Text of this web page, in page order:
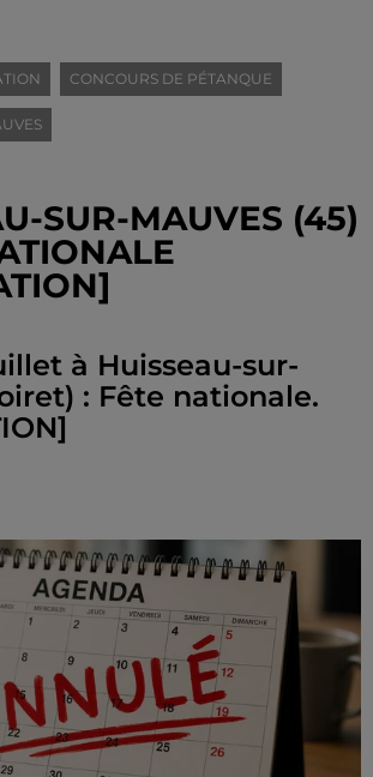
CONCOURS DE PÉTANQUE
SUR-MAUVES (45)
à Huisseau-sur-
: Fête nationale.